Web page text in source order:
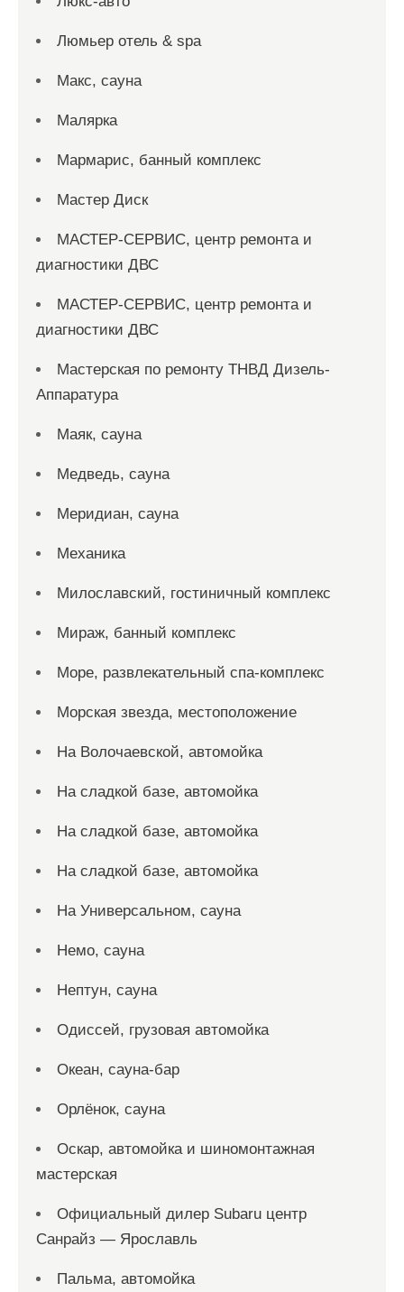
Люмьер отель & spa
Макс, сауна
Малярка
Мармарис, банный комплекс
Мастер Диск
МАСТЕР-СЕРВИС, центр ремонта и
диагностики ДВС
МАСТЕР-СЕРВИС, центр ремонта и
диагностики ДВС
Мастерская по ремонту ТНВД Дизель-
Аппаратура
Маяк, сауна
Медведь, сауна
Меридиан, сауна
Механика
Милославский, гостиничный комплекс
Мираж, банный комплекс
Море, развлекательный спа-комплекс
Морская звезда, местоположение
На Волочаевской, автомойка
На сладкой базе, автомойка
На сладкой базе, автомойка
На сладкой базе, автомойка
На Универсальном, сауна
Немо, сауна
Нептун, сауна
Одиссей, грузовая автомойка
Океан, сауна-бар
Орлёнок, сауна
Оскар, автомойка и шиномонтажная
мастерская
Официальный дилер Subaru центр
Санрайз — Ярославль
Пальма, автомойка